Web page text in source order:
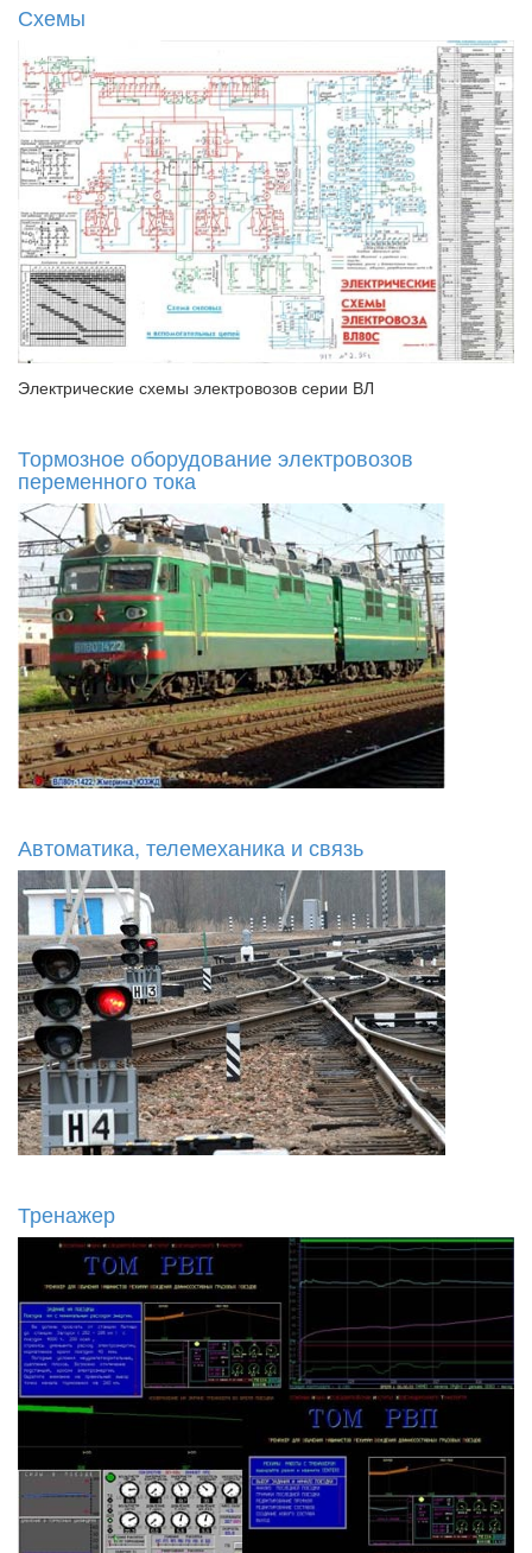
Схемы
Электрические схемы электровозов серии ВЛ
Тормозное оборудование электровозов
переменного тока
Автоматика, телемеханика и связь
Тренажер